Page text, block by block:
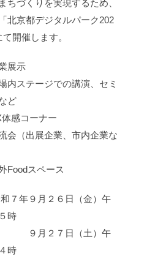
ちづくりを実現するため、
北京都デジタルパーク202
開催します。
展示
ジでの講演、セミ
ど
ーナー
企業、市内企業な
スペース
和７年９月２６日（金）午
５時
日（土）午
時